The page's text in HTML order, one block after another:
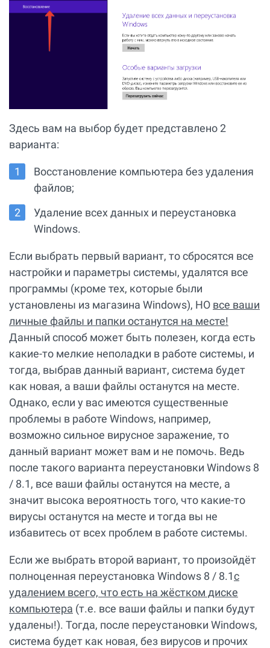
Здесь вам на выбор будет представлено 2
варианта:
Восстановление компьютера без удаления
файлов;
Удаление всех данных и переустановка
Windows.
Если выбрать первый вариант, то сбросятся все
настройки и параметры системы, удалятся все
программы (кроме тех, которые были
установлены из магазина Windows), НО все ваши
личные файлы и папки останутся на месте!
Данный способ может быть полезен, когда есть
какие-то мелкие неполадки в работе системы, и
тогда, выбрав данный вариант, система будет
как новая, а ваши файлы останутся на месте.
Однако, если у вас имеются существенные
проблемы в работе Windows, например,
возможно сильное вирусное заражение, то
данный вариант может вам и не помочь. Ведь
после такого варианта переустановки Windows 8
/ 8.1, все ваши файлы останутся на месте, а
значит высока вероятность того, что какие-то
вирусы останутся на месте и тогда вы не
избавитесь от всех проблем в работе системы.
Если же выбрать второй вариант, то произойдёт
полноценная переустановка Windows 8 / 8.1с
удалением всего, что есть на жёстком диске
компьютера (т.е. все ваши файлы и папки будут
удалены!). Тогда, после переустановки Windows,
система будет как новая, без вирусов и прочих